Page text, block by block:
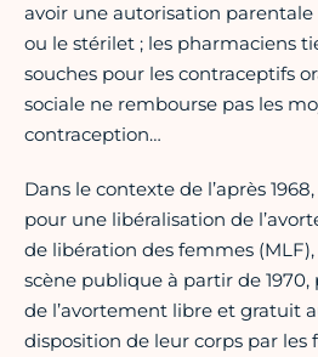
avoir une autorisation
ou le stérilet ; les pharmaciens
souches pour les contraceptifs
sociale ne rembourse pas les
contraception…
Dans le contexte de l’après
pour une libéralisation de
de libération des femmes
scène publique à partir de
de l’avortement libre et gratuit
disposition de leur corps par les